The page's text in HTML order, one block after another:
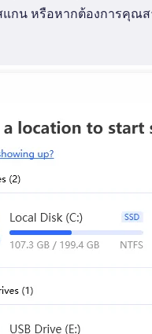
กน หรือหากต้องการคุณ